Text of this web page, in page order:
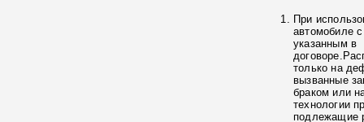
При
автомобиле
указанным в
только на
вызванные
браком или
технологии
подлежащие